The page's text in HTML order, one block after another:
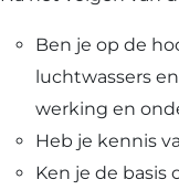
Ben je op de
luchtwassers
werking en
Heb je kennis
Ken je de